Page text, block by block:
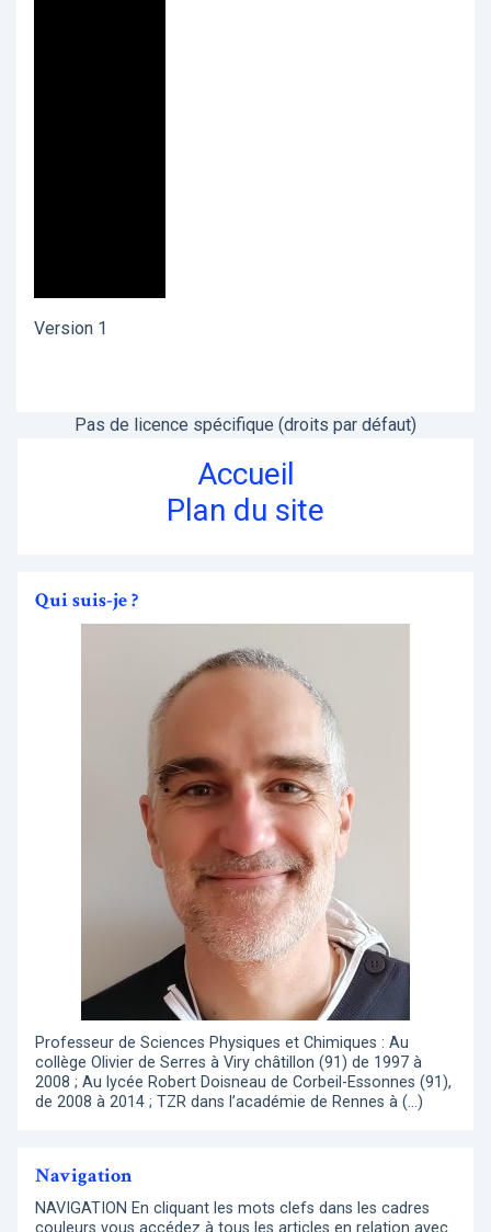
Version 1
Pas de licence spécifique (droits par défaut)
Accueil
Plan du site
Qui suis-je ?
Professeur de Sciences Physiques et Chimiques : Au
collège Olivier de Serres à Viry châtillon (91) de 1997 à
2008 ; Au lycée Robert Doisneau de Corbeil-Essonnes (91),
de 2008 à 2014 ; TZR dans l’académie de Rennes à (…)
Navigation
NAVIGATION En cliquant les mots clefs dans les cadres